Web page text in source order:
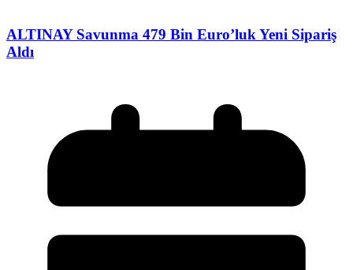
ALTINAY Savunma 479 Bin Euro’luk Yeni Sipariş
Aldı